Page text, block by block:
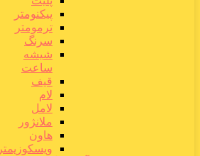
پیکنومتر
ترمومتر
سرنگ
شیشه
ساعت
قیف
لام
لامل
ملانژور
هاون
ویسکوزیمتر